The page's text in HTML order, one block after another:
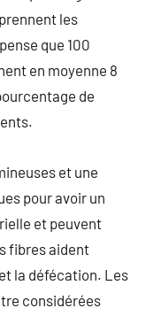
les
que 100
en moyenne 8
de
et une
pour avoir un
et peuvent
fibres aident
la défécation. Les
considérées